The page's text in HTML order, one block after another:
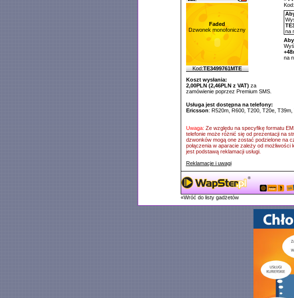
Faded
Dzwonek monofoniczny
Kod:TE3499761MTE
Koszt wysłania:
2,00PLN (2,46PLN z VAT) za
zamówienie poprzez Premium SMS.
Kod:
na
na
Usługa jest dostępna na telefony:
Ericsson: R520m, R600, T200, T20e, T39m,
Uwaga: Ze względu na specyfikę formatu
telefonie może różnić się od prezentacji na
dzwonków mogą one zostać podzielone na
połączenia w aparacie zależy od
jest podstawą reklamacji usługi.
Reklamacje i uwagi
«Wróć do listy gadżetów